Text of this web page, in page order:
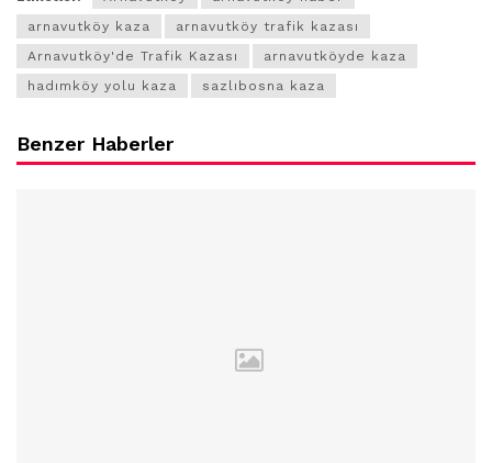
arnavutköy kaza
arnavutköy trafik kazası
Arnavutköy'de Trafik Kazası
arnavutköyde kaza
hadımköy yolu kaza
sazlıbosna kaza
Benzer Haberler